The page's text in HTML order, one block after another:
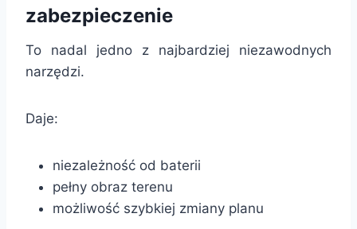
zabezpieczenie
To nadal jedno z najbardziej niezawodnych
narzędzi.
Daje:
niezależność od baterii
pełny obraz terenu
możliwość szybkiej zmiany planu